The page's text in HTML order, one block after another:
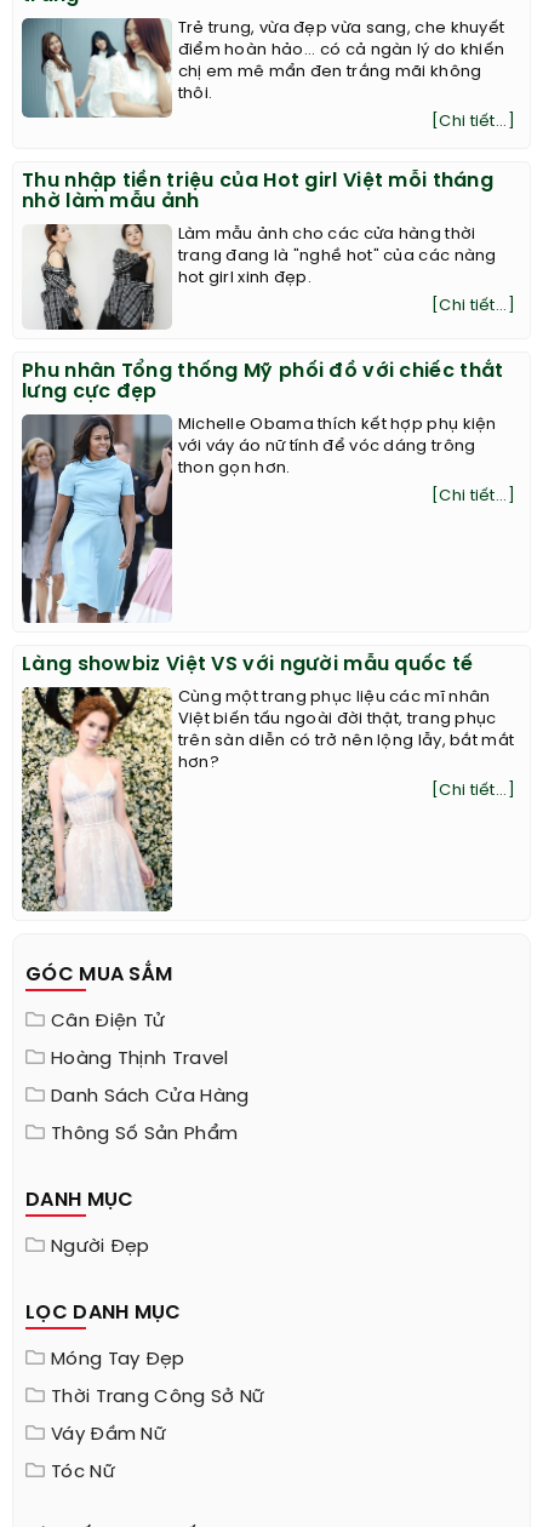
Trẻ trung, vừa đẹp vừa sang, che khuyết
điểm hoàn hảo... có cả ngàn lý do khiến
chị em mê mẩn đen trắng mãi không
thôi.
[Chi tiết...]
Thu nhập tiền triệu của Hot girl Việt mỗi tháng
nhờ làm mẫu ảnh
Làm mẫu ảnh cho các cửa hàng thời
trang đang là "nghề hot" của các nàng
hot girl xinh đẹp.
[Chi tiết...]
Phu nhân Tổng thống Mỹ phối đồ với chiếc thắt
lưng cực đẹp
Michelle Obama thích kết hợp phụ kiện
với váy áo nữ tính để vóc dáng trông
thon gọn hơn.
[Chi tiết...]
Làng showbiz Việt VS với người mẫu quốc tế
Cùng một trang phục liệu các mĩ nhân
Việt biến tấu ngoài đời thật, trang phục
trên sàn diễn có trở nên lộng lẫy, bắt mắt
hơn?
[Chi tiết...]
GÓC MUA SẮM
Cân Điện Tử
Hoàng Thịnh Travel
Danh Sách Cửa Hàng
Thông Số Sản Phẩm
DANH MỤC
Người Đẹp
LỌC DANH MỤC
Móng Tay Đẹp
Thời Trang Công Sở Nữ
Váy Đầm Nữ
Tóc Nữ